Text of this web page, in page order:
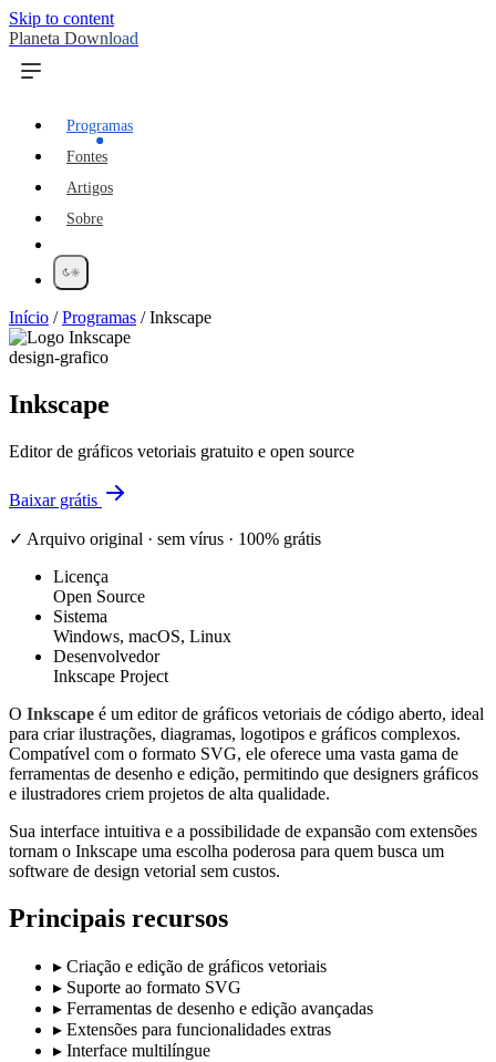
Skip to content
Planeta Download
Programas
Fontes
Artigos
Sobre
Início /Programas /Inkscape
design-grafico
Inkscape
Editor de gráficos vetoriais gratuito e open source
Baixar grátis
✓ Arquivo original · sem vírus · 100% grátis
Licença
Open Source
Sistema
Windows, macOS, Linux
Desenvolvedor
Inkscape Project
O Inkscape é um editor de gráficos vetoriais de código aberto, ideal
para criar ilustrações, diagramas, logotipos e gráficos complexos.
Compatível com o formato SVG, ele oferece uma vasta gama de
ferramentas de desenho e edição, permitindo que designers gráficos
e ilustradores criem projetos de alta qualidade.
Sua interface intuitiva e a possibilidade de expansão com extensões
tornam o Inkscape uma escolha poderosa para quem busca um
software de design vetorial sem custos.
Principais recursos
▸ Criação e edição de gráficos vetoriais
▸ Suporte ao formato SVG
▸ Ferramentas de desenho e edição avançadas
▸ Extensões para funcionalidades extras
▸ Interface multilíngue